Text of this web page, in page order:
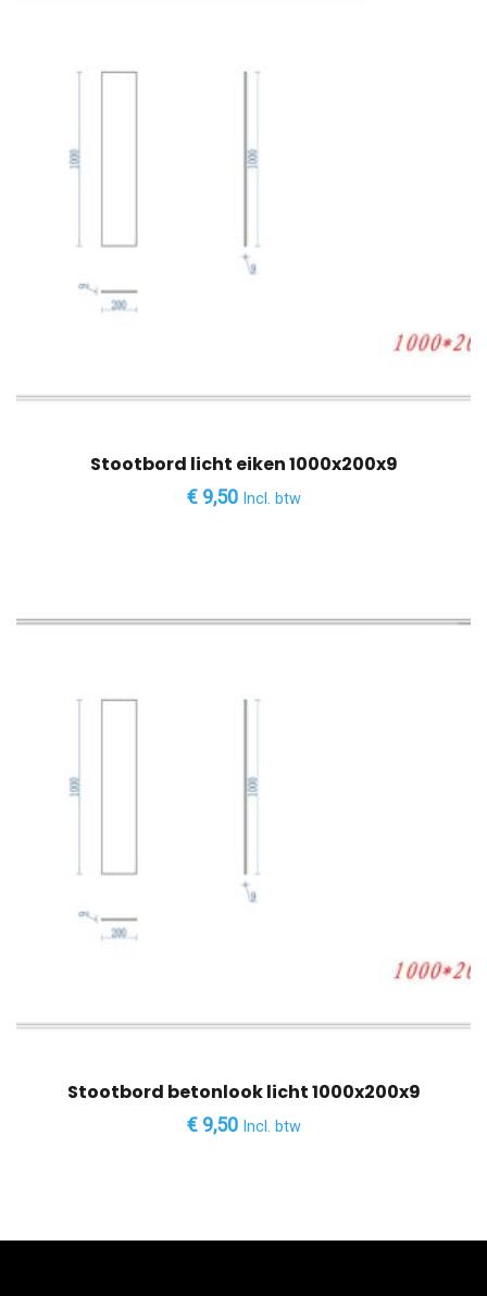
Stootbord licht eiken 1000x200x9
€9,50 Incl. btw
Stootbord betonlook licht 1000x200x9
€9,50 Incl. btw